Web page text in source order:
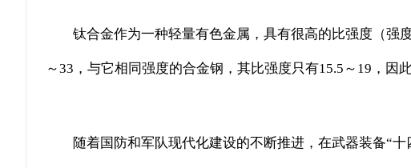
钛合金作为一种轻量有色金属，具有很高的比强度（强
～33，与它相同强度的合金钢，其比强度只有15.5～19，因
随着国防和军队现代化建设的不断推进，在武器装备“